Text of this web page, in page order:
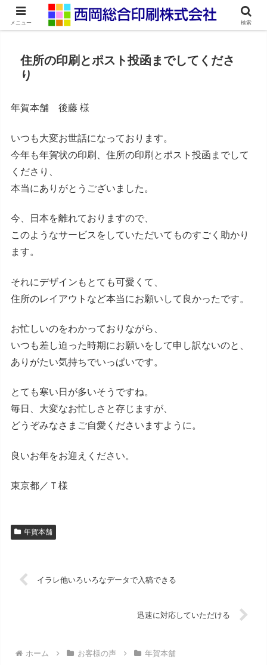
ネット印刷通販・オンデマンド印刷
住所の印刷とポスト投函までしてくださ
り
年賀本舗 後藤 様
いつも大変お世話になっております。
今年も年賀状の印刷、住所の印刷とポスト投函までして
くださり、
本当にありがとうございました。
今、日本を離れておりますので、
このようなサービスをしていただいてものすごく助かり
ます。
それにデザインもとても可愛くて、
住所のレイアウトなど本当にお願いして良かったです。
お忙しいのをわかっておりながら、
いつも差し迫った時期にお願いをして申し訳ないのと、
ありがたい気持ちでいっぱいです。
とても寒い日が多いそうですね。
毎日、大変なお忙しさと存じますが、
どうぞみなさまご自愛くださいますように。
良いお年をお迎えください。
東京都／Ｔ様
年賀本舗
イラレ他いろいろなデータで入稿できる
迅速に対応していただける
ホーム お客様の声 年賀本舗
メニュー 検索